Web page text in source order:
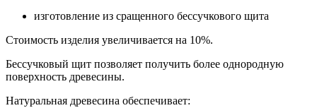
изготовление из сращенного бессучкового щита
Стоимость изделия увеличивается на 10%.
Бессучковый щит позволяет получить более однородную
поверхность древесины.
Натуральная древесина обеспечивает: